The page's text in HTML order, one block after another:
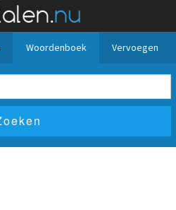
Woordenboek Vervoegen